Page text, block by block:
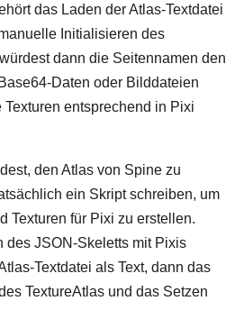
das Laden der Atlas-Textdatei
Initialisieren des
dann die Seitennamen den
Daten oder Bilddateien
entsprechend in Pixi
den Atlas von Spine zu
ein Skript schreiben, um
Texturen für Pixi zu erstellen.
des JSON-Skeletts mit Pixis
Textdatei als Text, dann das
TextureAtlas und das Setzen